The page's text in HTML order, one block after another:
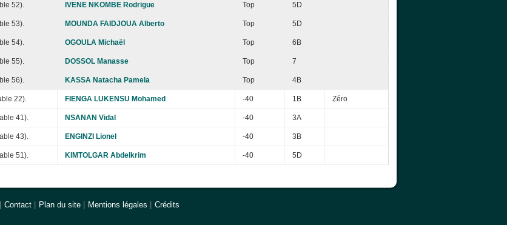
52). IVENE NKOMBE Rodrigue Top 5D
53). MOUNDA FAIDJOUA Alberto Top 5D
54). OGOULA Michaël Top 6B
55). DOSSOL Manasse Top 7
56). KASSA Natacha Pamela Top 4B
22). FIENGA LUKENSU Mohamed -40 1B Zéro
41). NSANAN Vidal -40 3A
43). ENGINZI Lionel -40 3B
51). KIMTOLGAR Abdelkrim -40 5D
Contact Plan du site Mentions légales Crédits